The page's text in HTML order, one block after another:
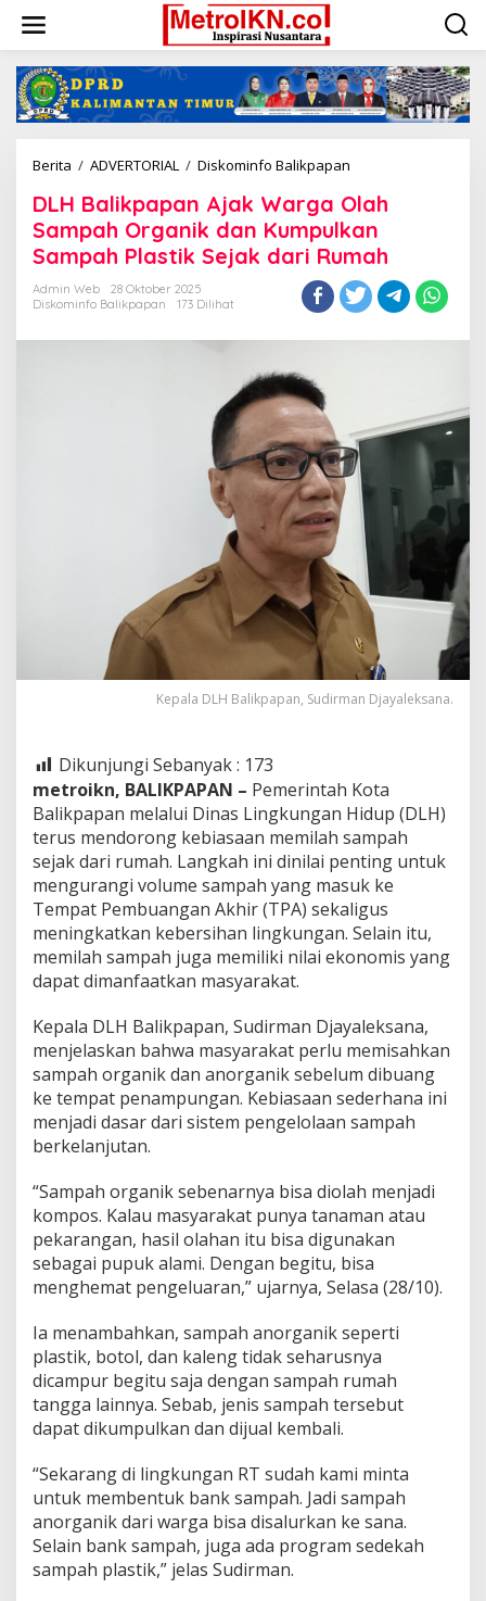
konten
Berita / ADVERTORIAL / Diskominfo Balikpapan
Ajak
Warga
Olah
Sampah
Organik
dan
Sampah
DLH Balikpapan Ajak Warga Olah
Sampah Organik dan Kumpulkan
Sampah Plastik Sejak dari Rumah
Admin Web
28 Oktober 2025
Diskominfo Balikpapan
173 Dilihat
Kepala DLH Balikpapan, Sudirman Djayaleksana.
Dikunjungi Sebanyak : 173
metroikn, BALIKPAPAN – Pemerintah Kota
Balikpapan melalui Dinas Lingkungan Hidup (DLH)
terus mendorong kebiasaan memilah sampah
sejak dari rumah. Langkah ini dinilai penting untuk
mengurangi volume sampah yang masuk ke
Tempat Pembuangan Akhir (TPA) sekaligus
meningkatkan kebersihan lingkungan. Selain itu,
memilah sampah juga memiliki nilai ekonomis yang
dapat dimanfaatkan masyarakat.
Kepala DLH Balikpapan, Sudirman Djayaleksana,
menjelaskan bahwa masyarakat perlu memisahkan
sampah organik dan anorganik sebelum dibuang
ke tempat penampungan. Kebiasaan sederhana ini
menjadi dasar dari sistem pengelolaan sampah
berkelanjutan.
“Sampah organik sebenarnya bisa diolah menjadi
kompos. Kalau masyarakat punya tanaman atau
pekarangan, hasil olahan itu bisa digunakan
sebagai pupuk alami. Dengan begitu, bisa
menghemat pengeluaran,” ujarnya, Selasa (28/10).
Ia menambahkan, sampah anorganik seperti
plastik, botol, dan kaleng tidak seharusnya
dicampur begitu saja dengan sampah rumah
tangga lainnya. Sebab, jenis sampah tersebut
dapat dikumpulkan dan dijual kembali.
“Sekarang di lingkungan RT sudah kami minta
untuk membentuk bank sampah. Jadi sampah
anorganik dari warga bisa disalurkan ke sana.
Selain bank sampah, juga ada program sedekah
sampah plastik,” jelas Sudirman.